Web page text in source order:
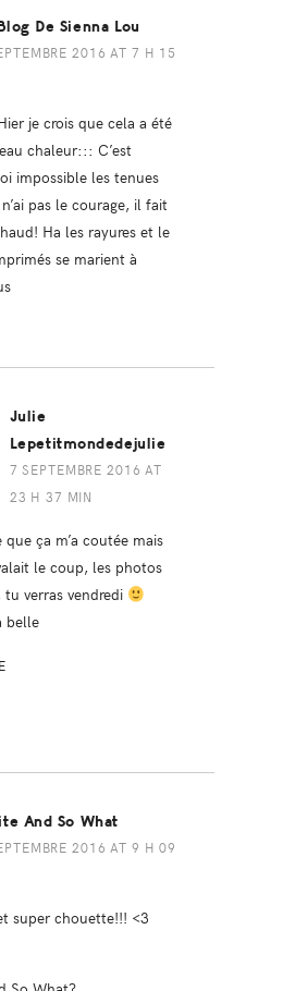
De Sienna Lou
2016 AT 7 H 15
je crois que cela a été
chaleur::: C’est
impossible les tenues
pas le courage, il fait
Ha les rayures et le
se marient à
Julie
Lepetitmondedejulie
7 SEPTEMBRE 2016 AT
23 H 37 MIN
que ça m’a coutée mais
le coup, les photos
verras vendredi
belle
And So What
2016 AT 9 H 09
super chouette!!! <3